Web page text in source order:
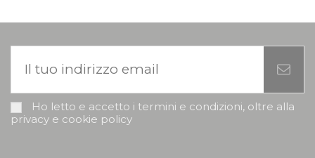
Ho letto e accetto i termini e condizioni, oltre alla
privacy e cookie policy